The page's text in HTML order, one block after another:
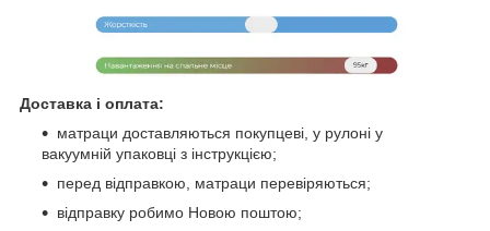
Доставка і оплата:
матраци доставляються покупцеві, у рулоні у
вакуумній упаковці з інструкцією;
перед відправкою, матраци перевіряються;
відправку робимо Новою поштою;